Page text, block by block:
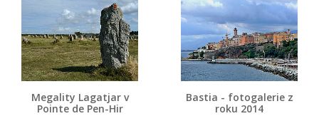
Megality Lagatjar v
Pointe de Pen-Hir
Bastia - fotogalerie z
roku 2014